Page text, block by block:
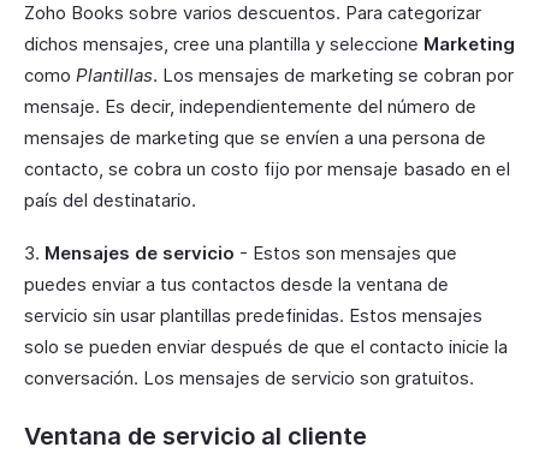
Zoho Books sobre varios descuentos. Para categorizar
dichos mensajes, cree una plantilla y seleccione Marketing
como Plantillas. Los mensajes de marketing se cobran por
mensaje. Es decir, independientemente del número de
mensajes de marketing que se envíen a una persona de
contacto, se cobra un costo fijo por mensaje basado en el
país del destinatario.
3. Mensajes de servicio - Estos son mensajes que
puedes enviar a tus contactos desde la ventana de
servicio sin usar plantillas predefinidas. Estos mensajes
solo se pueden enviar después de que el contacto inicie la
conversación. Los mensajes de servicio son gratuitos.
Ventana de servicio al cliente